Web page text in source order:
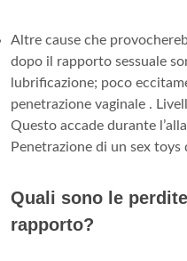
Altre cause che
dopo il rapporto sessuale
lubrificazione; poco
penetrazione vaginale .
Questo accade durante
Penetrazione di un sex
Quali sono le
rapporto?